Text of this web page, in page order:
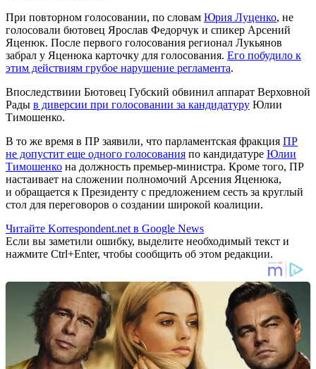
При повторном голосовании, по словам Юрия Луценко, не
голосовали бютовец Ярослав Федорчук и спикер Арсений
Яценюк. После первого голосования регионал Лукьянов
забрал у Яценюка карточку для голосования. Его побудило к
этим действиям грубое нарушение регламента.
Впоследствиии Бютовец Губский обвинил аппарат Верховной
Рады в диверсии при голосовании за кандидатуру Юлии
Тимошенко.
В то же время в ПР заявили, что парламентская фракция ПР
не допустит еще одного голосования по кандидатуре Юлии
Тимошенко на должность премьер-министра. Кроме того, ПР
настаивает на сложении полномочий Арсения Яценюка,
и обращается к Президенту с предложением сесть за круглый
стол для переговоров о создании широкой коалиции.
Читайте Korrespondent.net в Google News
Если вы заметили ошибку, выделите необходимый текст и
нажмите Ctrl+Enter, чтобы сообщить об этом редакции.